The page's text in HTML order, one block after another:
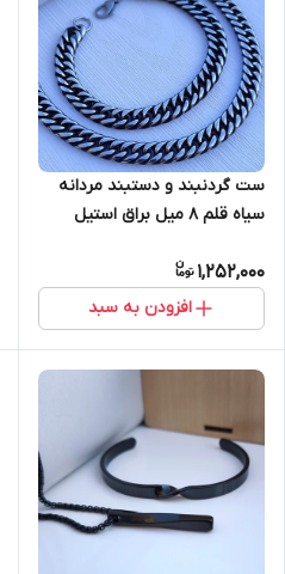
ست گردنبند و دستبند مردانه
سیاه قلم ۸ میل براق استیل
1,252,000
افزودن به سبد